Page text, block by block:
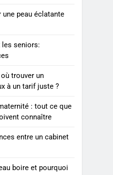
clés pour créer
solide
substituts de
et conseils
de yoga
pour perdre
rapidement et
peau éclatante
les seniors:
trouver un
à un tarif juste ?
: tout ce que
connaître
entre un cabinet
boire et pourquoi